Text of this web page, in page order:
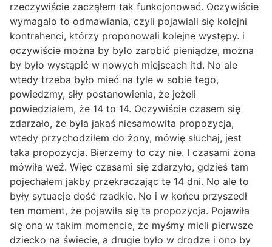
rzeczywiście zacząłem tak funkcjonować. Oczywiście
wymagało to odmawiania, czyli pojawiali się kolejni
kontrahenci, którzy proponowali kolejne występy. i
oczywiście można by było zarobić pieniądze, można
by było wystąpić w nowych miejscach itd. No ale
wtedy trzeba było mieć na tyle w sobie tego,
powiedzmy, siły postanowienia, że jeżeli
powiedziałem, że 14 to 14. Oczywiście czasem się
zdarzało, że była jakaś niesamowita propozycja,
wtedy przychodziłem do żony, mówię słuchaj, jest
taka propozycja. Bierzemy to czy nie. I czasami żona
mówiła weź. Więc czasami się zdarzyło, gdzieś tam
pojechałem jakby przekraczając te 14 dni. No ale to
były sytuacje dość rzadkie. No i w końcu przyszedł
ten moment, że pojawiła się ta propozycja. Pojawiła
się ona w takim momencie, że myśmy mieli pierwsze
dziecko na świecie, a drugie było w drodze i ono by